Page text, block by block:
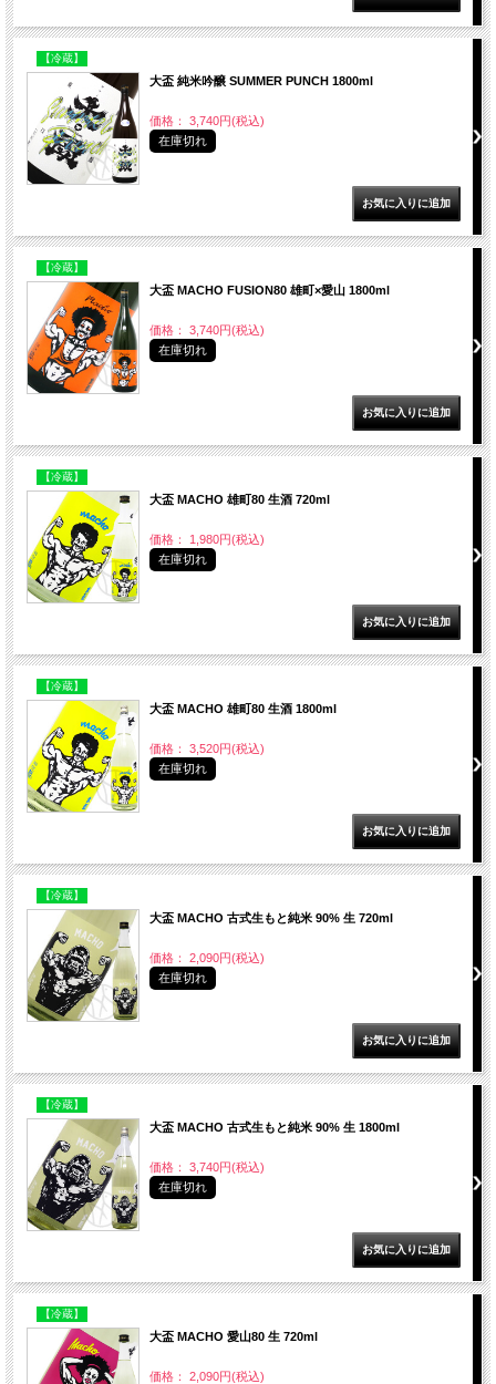
【冷蔵】
大盃 純米吟醸 SUMMER PUNCH 1800ml
価格： 3,740円(税込)
在庫切れ
【冷蔵】
大盃 MACHO FUSION80 雄町×愛山 1800ml
価格： 3,740円(税込)
在庫切れ
【冷蔵】
大盃 MACHO 雄町80 生酒 720ml
価格： 1,980円(税込)
在庫切れ
【冷蔵】
大盃 MACHO 雄町80 生酒 1800ml
価格： 3,520円(税込)
在庫切れ
【冷蔵】
大盃 MACHO 古式生もと純米 90% 生 720ml
価格： 2,090円(税込)
在庫切れ
【冷蔵】
大盃 MACHO 古式生もと純米 90% 生 1800ml
価格： 3,740円(税込)
在庫切れ
【冷蔵】
大盃 MACHO 愛山80 生 720ml
価格： 2,090円(税込)